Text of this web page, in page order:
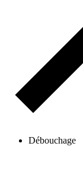
Débouchage